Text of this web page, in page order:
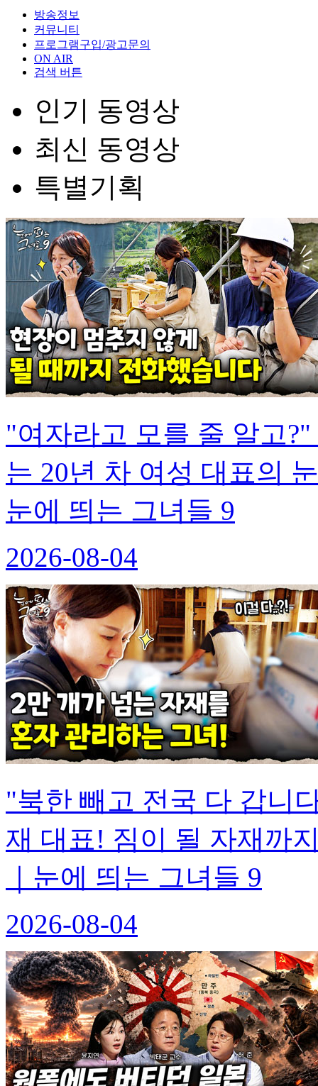
방송정보
커뮤니티
프로그램구입/광고문의
ON AIR
검색 버튼
인기 동영상
최신 동영상
특별기획
"여자라고 모를 줄 알고
는 20년 차 여성 대표의
눈에 띄는 그녀들 9
2026-08-04
"북한 빼고 전국 다 갑니
재 대표! 짐이 될 자재까
｜눈에 띄는 그녀들 9
2026-08-04